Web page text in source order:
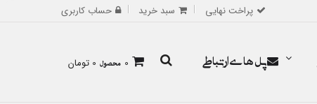
پراخت نهایی سبد خرید حساب کاربری
0 محصول 0 تومان پل های ارتباطی